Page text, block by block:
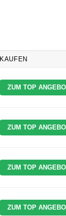
KAUFEN
ZUM TOP
ZUM TOP
ZUM TOP
ZUM TOP